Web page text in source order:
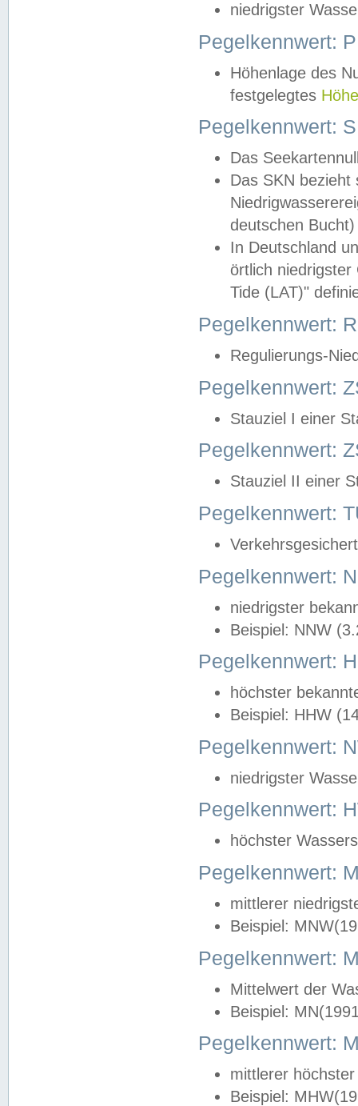
niedrigster
Pegelkennwert:
Höhenlage des
festgelegtes
Pegelkennwert:
Das
Das SKN
deutschen
In Deutschland
örtlich
Tide (LAT)"
Pegelkennwert:
Regulierungs-
Pegelkennwert:
Stauziel I einer
Pegelkennwert:
Stauziel II einer
Pegelkennwert:
Pegelkennwert:
niedrigster
Beispiel: NNW
Pegelkennwert:
höchster
Beispiel: HHW
Pegelkennwert:
niedrigster
Pegelkennwert:
höchster
Pegelkennwert:
mittlerer
Beispiel:
Pegelkennwert:
Mittelwert der
Beispiel:
Pegelkennwert:
mittlerer
Beispiel: